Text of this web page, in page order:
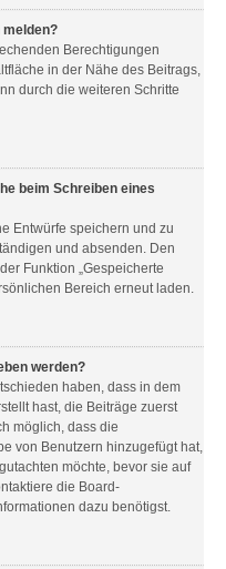
melden?
Berechtigungen
in der Nähe des Beitrags,
durch die weiteren Schritte
beim Schreiben eines
Entwürfe speichern und zu
und absenden. Den
Funktion „Gespeicherte
Bereich erneut laden.
werden?
haben, dass in dem
hast, die Beiträge zuerst
möglich, dass die
von Benutzern hinzugefügt hat,
möchte, bevor sie auf
die Board-
dazu benötigst.